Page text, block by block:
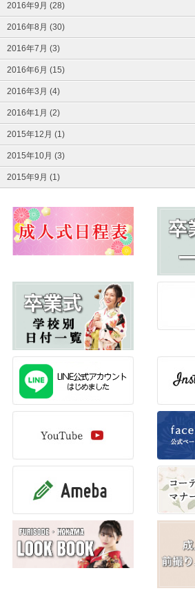
2016年9月 (28)
2016年8月 (30)
2016年7月 (3)
2016年6月 (15)
2016年3月 (4)
2016年1月 (2)
2015年12月 (1)
2015年10月 (3)
2015年9月 (1)